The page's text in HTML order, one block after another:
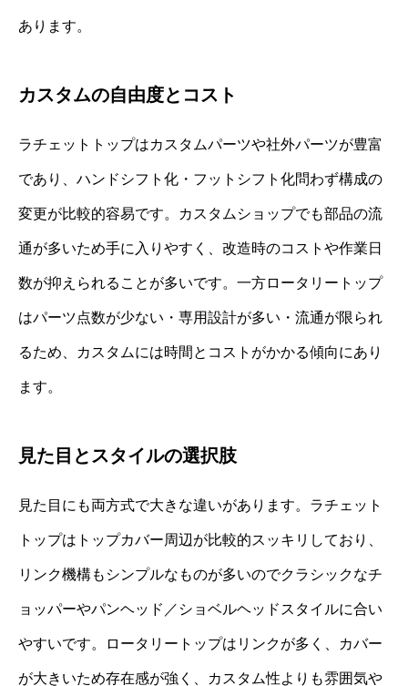
あります。
カスタムの自由度とコスト
ラチェットトップはカスタムパーツや社外パーツが豊富
であり、ハンドシフト化・フットシフト化問わず構成の
変更が比較的容易です。カスタムショップでも部品の流
通が多いため手に入りやすく、改造時のコストや作業日
数が抑えられることが多いです。一方ロータリートップ
はパーツ点数が少ない・専用設計が多い・流通が限られ
るため、カスタムには時間とコストがかかる傾向にあり
ます。
見た目とスタイルの選択肢
見た目にも両方式で大きな違いがあります。ラチェット
トップはトップカバー周辺が比較的スッキリしており、
リンク機構もシンプルなものが多いのでクラシックなチ
ョッパーやパンヘッド／ショベルヘッドスタイルに合い
やすいです。ロータリートップはリンクが多く、カバー
が大きいため存在感が強く、カスタム性よりも雰囲気や